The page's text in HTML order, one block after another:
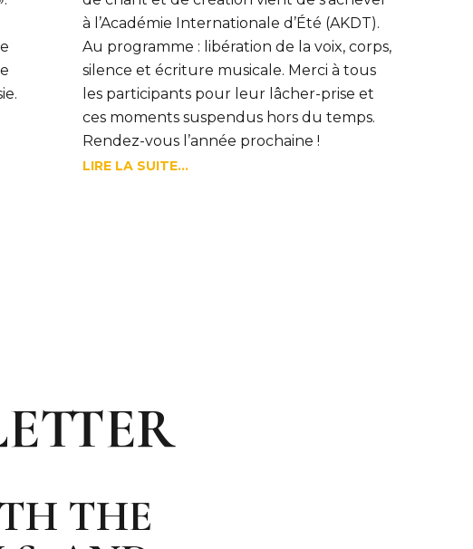
à l’Académie Internationale d’Été (AKDT).
Au programme : libération de la voix, corps,
silence et écriture musicale. Merci à tous
les participants pour leur lâcher-prise et
ces moments suspendus hors du temps.
Rendez-vous l’année prochaine !
LIRE LA SUITE...
THE